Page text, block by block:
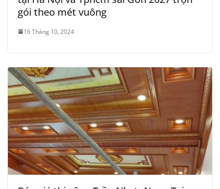
gói theo mét vuông
16 Tháng 10, 2024